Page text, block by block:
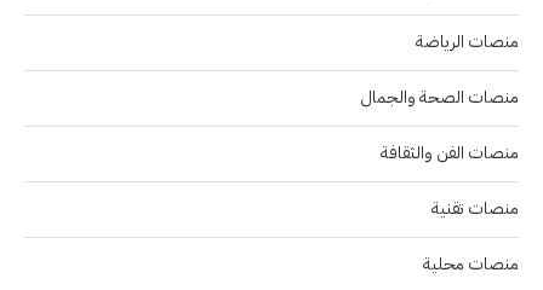
منصات الرياضة
منصات الصحة والجمال
منصات الفن والثقافة
منصات تقنية
منصات محلية